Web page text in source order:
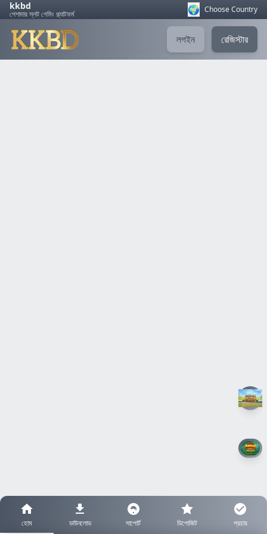
kkbd
পেশাদার স্লট গেমিং প্ল্যাটফর্ম 🌍 Choose Country
লগইন রেজিস্টার
হোম ডাউনলোড সাপোর্ট ডিপোজিট প্রচার